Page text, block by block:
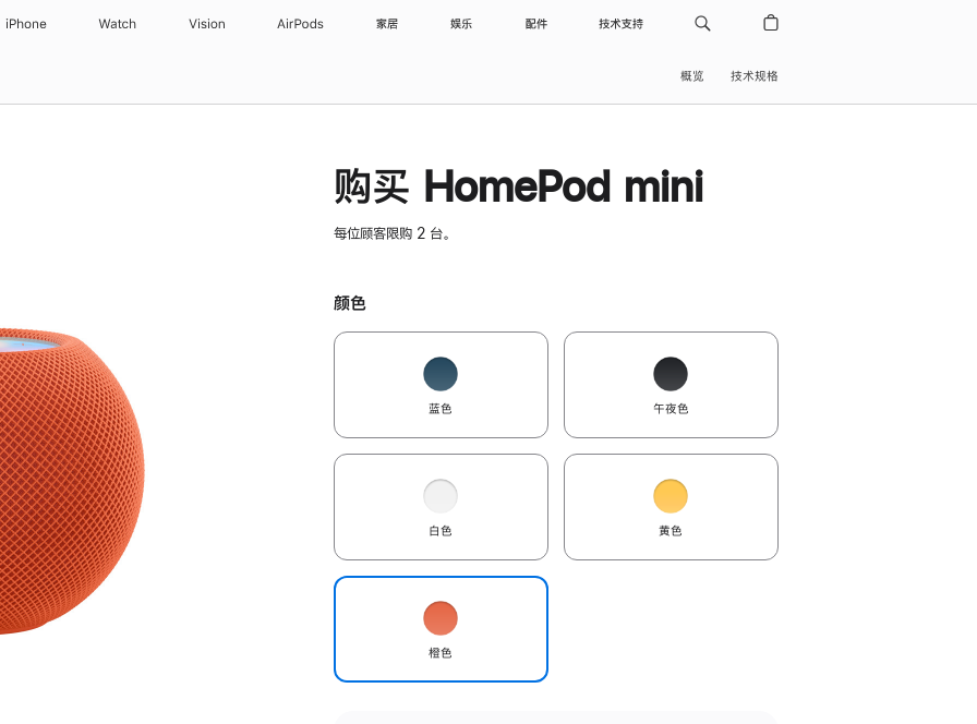
iPhone Watch Vision AirPods 家居 娱乐 配件 技术支持
概览 技术规格
购买 HomePod mini
每位顾客限购 2 台。
颜色
蓝色 午夜色
白色 黄色
橙色